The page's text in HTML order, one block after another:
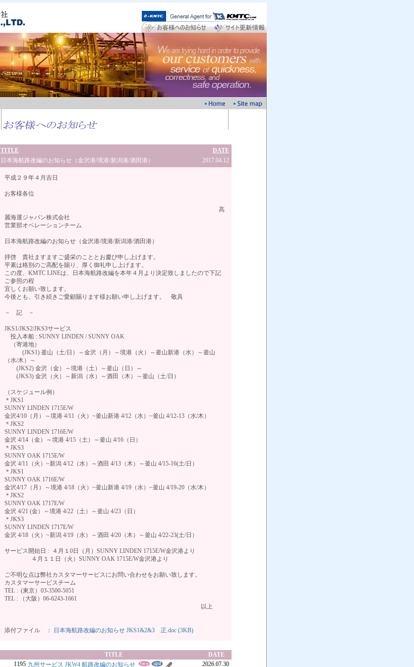
TITLE
DATE
日本海航路改編のお知らせ（金沢港/境港/新潟港/酒田港）
2017.04.12
平成２９年４月吉日
お客様各位
高
麗海運ジャパン株式会社
営業部オペレーションチーム
日本海航路改編のお知らせ（金沢港/境港/新潟港/酒田港）
拝啓 貴社ますますご盛栄のこととお慶び申し上げます。
平素は格別のご高配を賜り、厚く御礼申し上げます。
この度、KMTC LINEは、日本海航路改編を本年４月より決定致しましたので下記
ご参照の程
宜しくお願い致します。
今後とも、引き続きご愛顧賜ります様お願い申し上げます。 敬具
－ 記 －
JKS1/JKS2/JKS3サービス
投入本船 : SUNNY LINDEN / SUNNY OAK
（寄港地）
(JKS1) 釜山（土/日）～金沢（月）～境港（火）～釜山新港（水）～釜山
（水/木）～
(JKS2) 金沢（金）～境港（土）～釜山（日）～
(JKS3) 金沢（火）～新潟（水）～酒田（木）～釜山（土/日）
（スケジュール例）
＊JKS1
SUNNY LINDEN 1715E/W
金沢4/10（月）～境港 4/11（火）~釜山新港 4/12（水）~釜山 4/12-13（水/木）
＊JKS2
SUNNY LINDEN 1716E/W
金沢 4/14（金）～境港 4/15（土）～釜山 4/16（日）
＊JKS3
SUNNY OAK 1715E/W
金沢 4/11（火）~新潟 4/12（水）～酒田 4/13（木）～釜山 4/15-16(土/日）
＊JKS1
SUNNY OAK 1716E/W
金沢4/17（月）～境港 4/18（火）~釜山新港 4/19（水）~釜山 4/19-20（水/木）
＊JKS2
SUNNY OAK 1717E/W
金沢 4/21 (金）～境港 4/22（土）～釜山 4/23（日）
＊JKS3
SUNNY LINDEN 1717E/W
金沢 4/18（火）~新潟 4/19（水）～酒田 4/20（木）～釜山 4/22-23(土/日）
サービス開始日 : ４月１0日（月）SUNNY LINDEN 1715E/W金沢港より
４月１１日（火）SUNNY OAK 1715E/W金沢港より
ご不明な点は弊社カスタマーサービスにお問い合わせをお願い致します。
カスタマーサービスチーム
TEL : (東京）03-3500-5051
TEL : （大阪）06-6243-1661
以上
添付ファイル ： 日本海航路改編のお知らせ JKS1&2&3 正.doc (3KB)
TITLE
DATE
1195 九州サービス JKW4 航路改編のお知らせ 2026.07.30